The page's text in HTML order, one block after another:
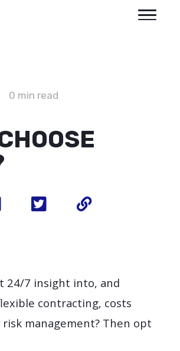
0 min read
24/7 insight into, and
contracting, costs
risk management? Then opt